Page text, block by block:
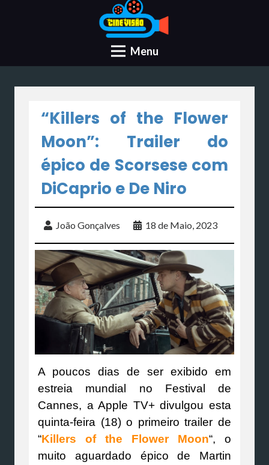
Menu
“Killers of the Flower
Moon”: Trailer do
épico de Scorsese com
DiCaprio e De Niro
João Gonçalves 18 de Maio, 2023
A poucos dias de ser exibido em
estreia mundial no Festival de
Cannes, a Apple TV+ divulgou esta
quinta-feira (18) o primeiro trailer de
“Killers of the Flower Moon“, o
muito aguardado épico de Martin